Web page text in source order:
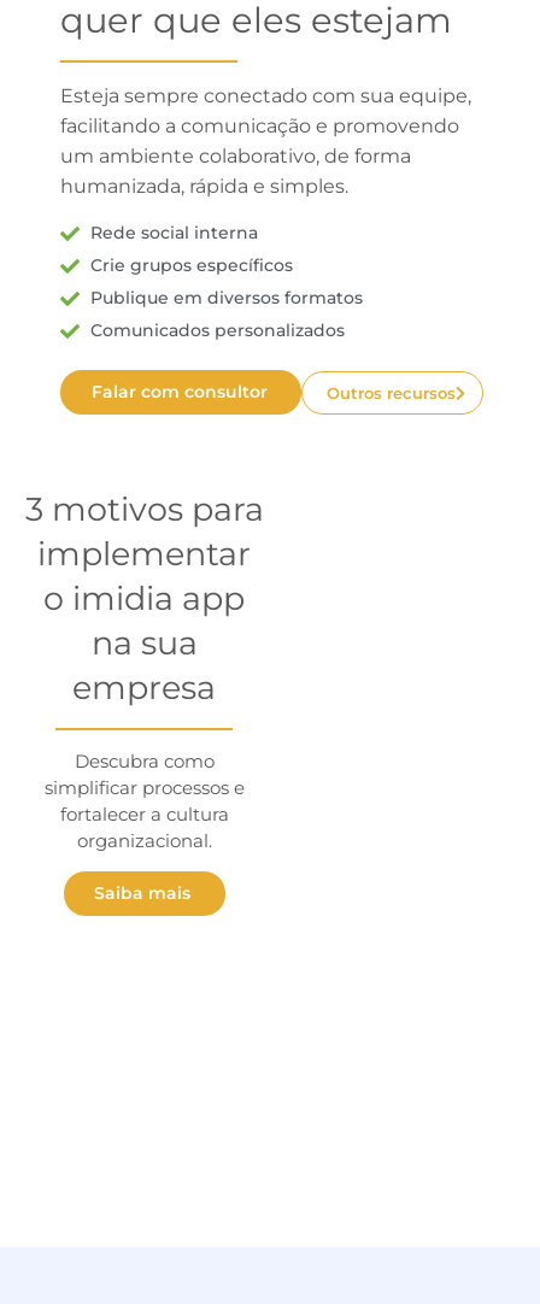
quer que eles estejam
Esteja sempre conectado com sua equipe,
facilitando a comunicação e promovendo
um ambiente colaborativo, de forma
humanizada, rápida e simples.
Rede social interna
Crie grupos específicos
Publique em diversos formatos
Comunicados personalizados
Falar com consultor Outros recursos
3 motivos para
implementar
o imidia app
na sua
empresa
Descubra como
simplificar processos e
fortalecer a cultura
organizacional.
Saiba mais